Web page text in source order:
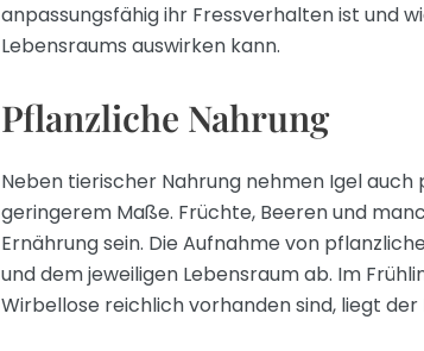
anpassungsfähig ihr Fressverhalten ist und
Lebensraums auswirken kann.
Pflanzliche Nahrung
Neben tierischer Nahrung nehmen Igel auch
geringerem Maße. Früchte, Beeren und
Ernährung sein. Die Aufnahme von
und dem jeweiligen Lebensraum ab. Im
Wirbellose reichlich vorhanden sind, liegt